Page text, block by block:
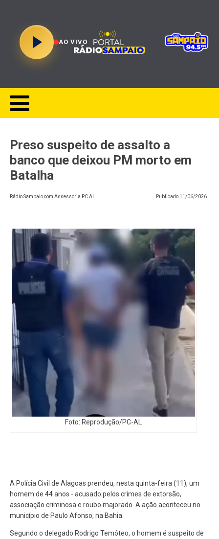
AO VIVO
Preso suspeito de assalto a
banco que deixou PM morto em
Batalha
Rádio Sampaio com Assessoria PC AL Publicado 11/06/2026
Foto: Reprodução/PC-AL
A Polícia Civil de Alagoas prendeu, nesta quinta-feira (11), um
homem de 44 anos - acusado pelos crimes de extorsão,
associação criminosa e roubo majorado. A ação aconteceu no
município de Paulo Afonso, na Bahia.
Segundo o delegado Rodrigo Temóteo, o homem é suspeito de